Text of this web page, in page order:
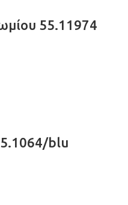
55.11974
blu